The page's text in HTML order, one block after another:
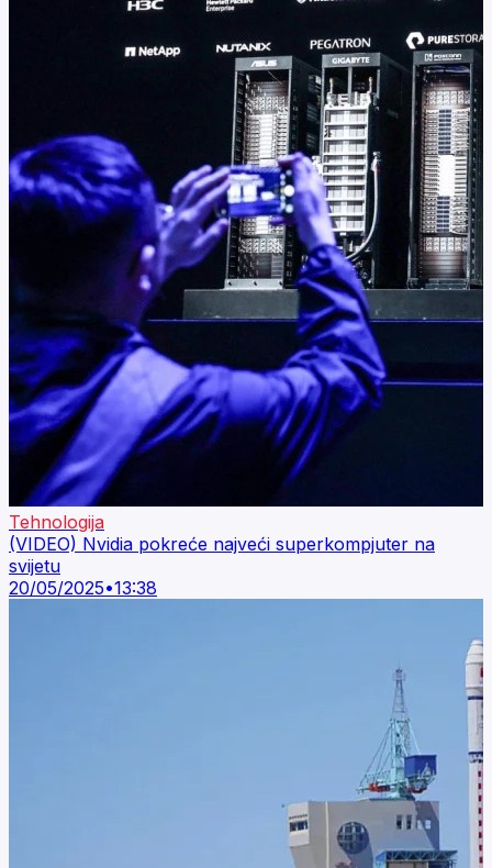
Tehnologija
(VIDEO) Nvidia pokreće najveći superkompjuter na
svijetu
20/05/2025•13:38